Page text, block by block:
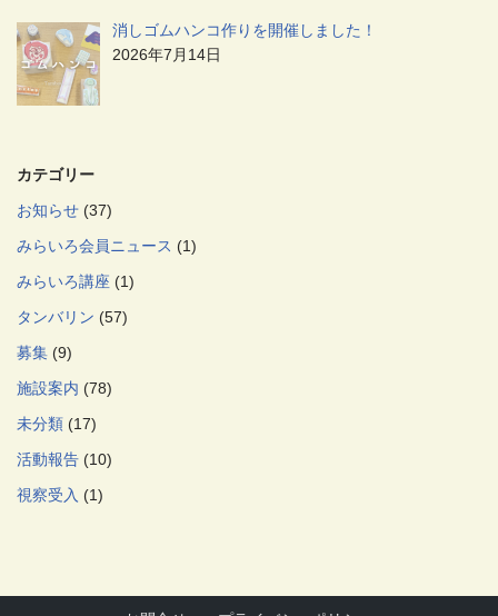
消しゴムハンコ作りを開催しました！
2026年7月14日
カテゴリー
お知らせ (37)
みらいろ会員ニュース (1)
みらいろ講座 (1)
タンバリン (57)
募集 (9)
施設案内 (78)
未分類 (17)
活動報告 (10)
視察受入 (1)